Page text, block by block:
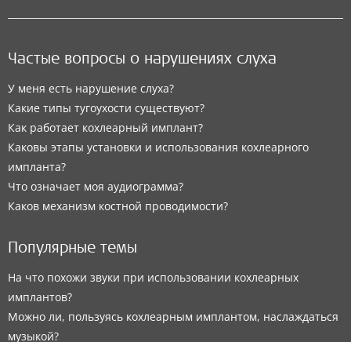
Частые вопросы о нарушениях слуха
У меня есть нарушение слуха?
Какие типы тугоухости существуют?
Как работает кохлеарный имплант?
Каковы этапы установки и использования кохлеарного
импланта?
Что означает моя аудиограмма?
Каков механизм костной проводимости?
Популярные темы
На что похожи звуки при использовании кохлеарных
имплантов?
Можно ли, пользуясь кохлеарным имплантом, наслаждаться
музыкой?